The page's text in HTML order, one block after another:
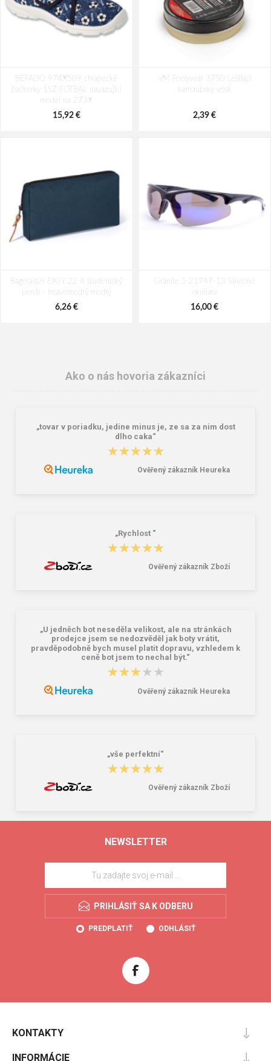
bačkorky kopačáky
14,87 €
bačkorky roboti
14,62 €
BEFADO 974X509 chlapecké
bačkorky 1SZ FOTBAL navazující
model na 273X
15,92 €
VM Footwear 3750 Leštiaci
karnaubský vosk
2,39 €
Bagmaster EASY 22 A študentský
penál - tmavomodrý modrý
6,26 €
Granite 5 21747-13 Slnečné
okuliare
16,00 €
Reisenthel Mini Maxi Shopper Dots
Lee Cooper LCW-26-07-4152M
Ako o nás hovoria zákazníci
„tovar v poriadku, jedine minus je, ze sa za nim dost
dlho caka“
★★★★★
★★★★★
Ověřený zákazník Heureka
„Rychlost “
★★★★★
★★★★★
Ověřený zákazník Zboží
„U jedněch bot neseděla velikost, ale na stránkách
prodejce jsem se nedozvěděl jak boty vrátit,
pravděpodobně bych musel platit dopravu, vzhledem k
ceně bot jsem to nechal být.“
★★★★★
★★★★★
Ověřený zákazník Heureka
„vše perfektní“
★★★★★
★★★★★
Ověřený zákazník Zboží
NEWSLETTER
PRIHLÁSIŤ SA K ODBERU
PREDPLATIŤ ODHLÁSIŤ
KONTAKTY
INFORMÁCIE